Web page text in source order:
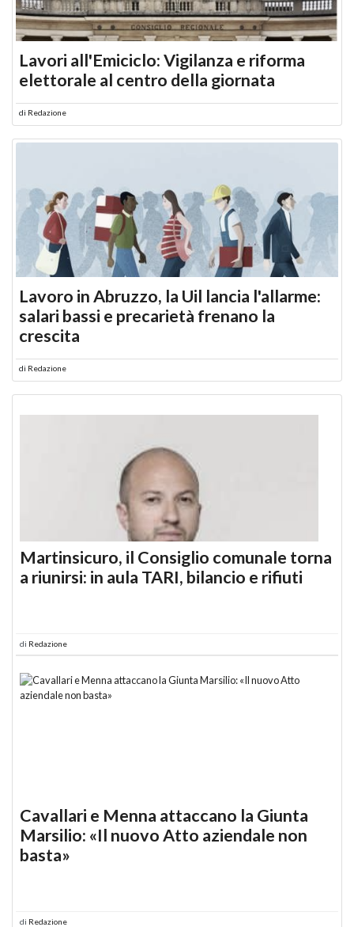
Lavori all'Emiciclo: Vigilanza e riforma
elettorale al centro della giornata
di Redazione
Lavoro in Abruzzo, la Uil lancia l'allarme:
salari bassi e precarietà frenano la
crescita
di Redazione
Martinsicuro, il Consiglio comunale torna
a riunirsi: in aula TARI, bilancio e rifiuti
di Redazione
Cavallari e Menna attaccano la Giunta
Marsilio: «Il nuovo Atto aziendale non
basta»
di Redazione